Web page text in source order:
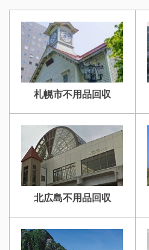
札幌市不用品回収
北広島不用品回収